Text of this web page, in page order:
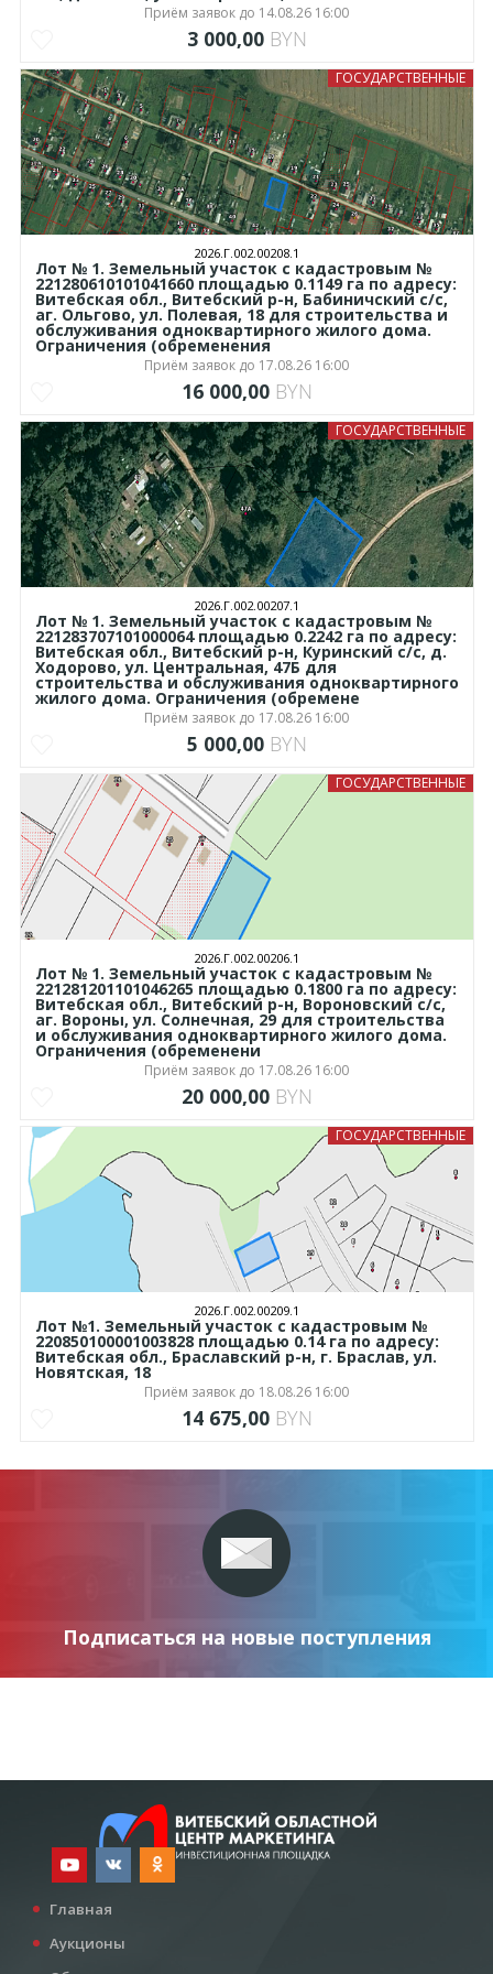
Приём заявок до 14.08.26 16:00
3 000,00 BYN
ГОСУДАРСТВЕННЫЕ
2026.Г.002.00208.1
Лот № 1. Земельный участок с кадастровым №
221280610101041660 площадью 0.1149 га по адресу:
Витебская обл., Витебский р-н, Бабиничский с/с,
аг. Ольгово, ул. Полевая, 18 для строительства и
обслуживания одноквартирного жилого дома.
Ограничения (обременения
Приём заявок до 17.08.26 16:00
16 000,00 BYN
ГОСУДАРСТВЕННЫЕ
2026.Г.002.00207.1
Лот № 1. Земельный участок с кадастровым №
221283707101000064 площадью 0.2242 га по адресу:
Витебская обл., Витебский р-н, Куринский с/с, д.
Ходорово, ул. Центральная, 47Б для
строительства и обслуживания одноквартирного
жилого дома. Ограничения (обремене
Приём заявок до 17.08.26 16:00
5 000,00 BYN
ГОСУДАРСТВЕННЫЕ
2026.Г.002.00206.1
Лот № 1. Земельный участок с кадастровым №
221281201101046265 площадью 0.1800 га по адресу:
Витебская обл., Витебский р-н, Вороновский с/с,
аг. Вороны, ул. Солнечная, 29 для строительства
и обслуживания одноквартирного жилого дома.
Ограничения (обременени
Приём заявок до 17.08.26 16:00
20 000,00 BYN
ГОСУДАРСТВЕННЫЕ
2026.Г.002.00209.1
Лот №1. Земельный участок с кадастровым №
220850100001003828 площадью 0.14 га по адресу:
Витебская обл., Браславский р-н, г. Браслав, ул.
Новятская, 18
Приём заявок до 18.08.26 16:00
14 675,00 BYN
Подписаться на новые поступления
Главная
Аукционы